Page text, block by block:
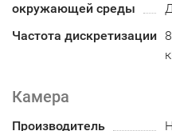
окружающей среды
Частота дискретизации
Камера
Производитель